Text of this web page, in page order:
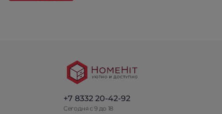
+7 8332 20-42-92
Сегодня с 9 до 18